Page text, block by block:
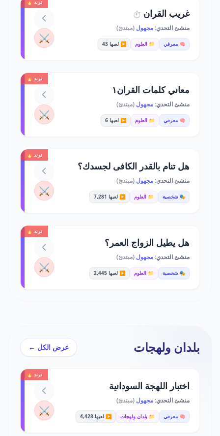
ترند 🔥
غريب القران ⏱️
منشئ التحدي:مجهول (مبتدئ)
🧠 معرفي 📁 العلوم ▶️ لعبها 43 ⚔️
ترند 🔥
معاني كلمات القران١
منشئ التحدي:مجهول (مبتدئ)
🧠 معرفي 📁 العلوم ▶️ لعبها 6 ⚔️
ترند 🔥
هل تنام بالقدر الكافى لجسدك؟
منشئ التحدي:مجهول (مبتدئ)
🎭 شخصية 📁 العلوم ▶️ لعبها 7,281 ⚔️
ترند 🔥
هل يطيل الزواج العمر؟
منشئ التحدي:مجهول (مبتدئ)
🎭 شخصية 📁 العلوم ▶️ لعبها 2,445 ⚔️
بلدان ولهجات عرض الكل ←
ترند 🔥
اختبار اللهجة السودانية
منشئ التحدي:مجهول (مبتدئ)
🧠 معرفي 📁 بلدان ولهجات ▶️ لعبها 4,428 ⚔️